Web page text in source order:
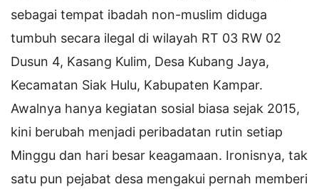
sebagai tempat ibadah non-muslim diduga
tumbuh secara ilegal di wilayah RT 03 RW 02
Dusun 4, Kasang Kulim, Desa Kubang Jaya,
Kecamatan Siak Hulu, Kabupaten Kampar.
Awalnya hanya kegiatan sosial biasa sejak 2015,
kini berubah menjadi peribadatan rutin setiap
Minggu dan hari besar keagamaan. Ironisnya, tak
satu pun pejabat desa mengakui pernah memberi